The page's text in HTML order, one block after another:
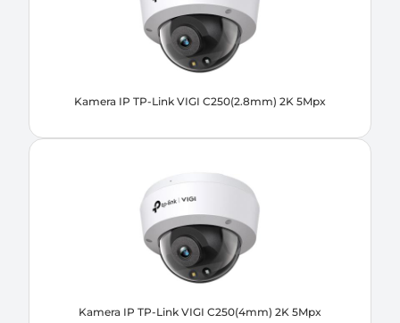
Kamera IP TP-Link VIGI C250(2.8mm) 2K 5Mpx
Kamera IP TP-Link VIGI C250(4mm) 2K 5Mpx